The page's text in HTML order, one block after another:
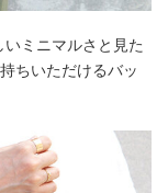
ミニマルさと見た
ちいただけるバッ